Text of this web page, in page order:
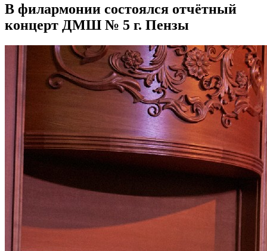
В филармонии состоялся отчётный
концерт ДМШ № 5 г. Пензы